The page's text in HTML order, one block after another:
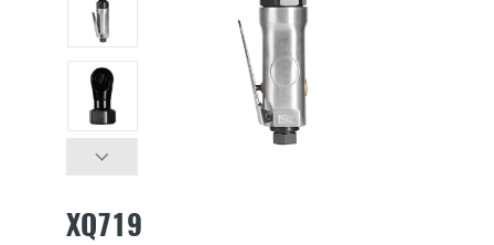
XQ719